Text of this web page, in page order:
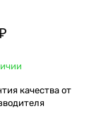
качества от